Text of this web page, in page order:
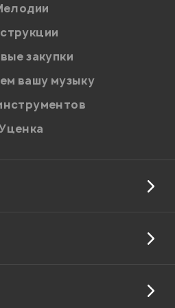
персональных данных в
в отношении обработки
число:
закупки
вашу музыку